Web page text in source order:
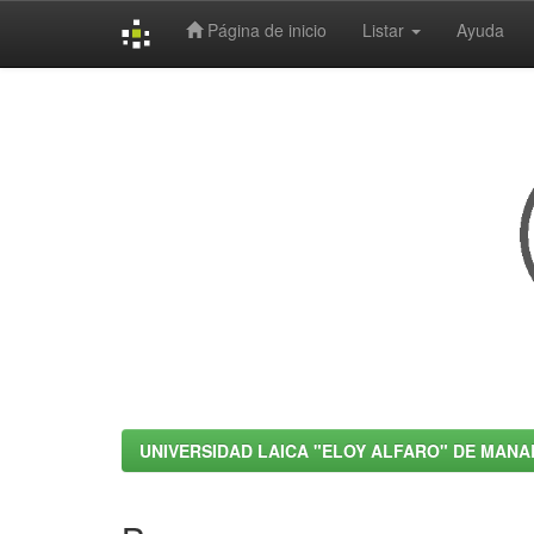
Página de inicio Listar Ayuda
UNIVERSIDAD LAICA "ELOY ALFARO" DE